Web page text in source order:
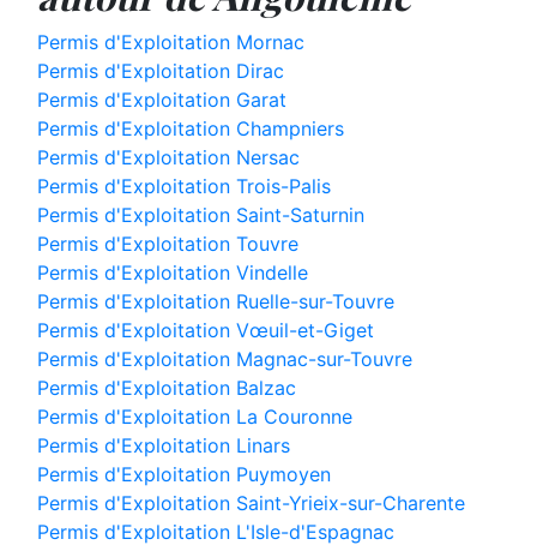
Permis d'Exploitation Mornac
Permis d'Exploitation Dirac
Permis d'Exploitation Garat
Permis d'Exploitation Champniers
Permis d'Exploitation Nersac
Permis d'Exploitation Trois-Palis
Permis d'Exploitation Saint-Saturnin
Permis d'Exploitation Touvre
Permis d'Exploitation Vindelle
Permis d'Exploitation Ruelle-sur-Touvre
Permis d'Exploitation Vœuil-et-Giget
Permis d'Exploitation Magnac-sur-Touvre
Permis d'Exploitation Balzac
Permis d'Exploitation La Couronne
Permis d'Exploitation Linars
Permis d'Exploitation Puymoyen
Permis d'Exploitation Saint-Yrieix-sur-Charente
Permis d'Exploitation L'Isle-d'Espagnac